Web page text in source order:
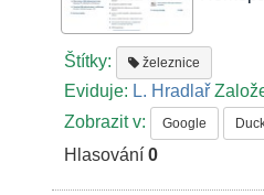
Štítky: železnice
Eviduje: L. Hradlař
Zobrazit v: Google
Hlasování0